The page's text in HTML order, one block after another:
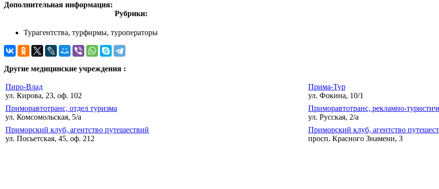
Дополнительная информация:
Рубрики:
Турагентства, турфирмы, туроператоры
Другие медицинские учреждения :
Пиро-Влад
ул. Кирова, 23, оф. 102
Прима-Тур
ул. Фокина, 10/1
Приморавтотранс, отдел туризма
ул. Комсомольская, 5/а
Приморавтотранс, рекламно-
ул. Русская, 2/а
Приморский клуб, агентство путешествий
ул. Посьетская, 45, оф. 212
Приморский клуб, агентство
просп. Красного Знамени, 3